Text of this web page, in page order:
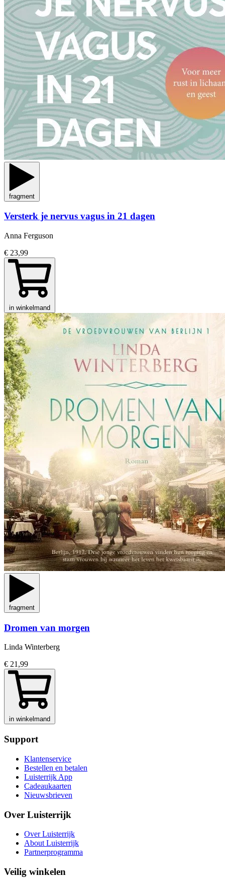
fragment
Versterk je nervus vagus in 21 dagen
Anna Ferguson
€ 23,99
in winkelmand
fragment
Dromen van morgen
Linda Winterberg
€ 21,99
in winkelmand
Support
Klantenservice
Bestellen en betalen
Luisterrijk App
Cadeaukaarten
Nieuwsbrieven
Over Luisterrijk
Over Luisterrijk
About Luisterrijk
Partnerprogramma
Veilig winkelen